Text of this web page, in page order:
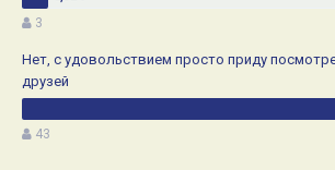
3
Нет, с удовольствием просто приду
друзей
43